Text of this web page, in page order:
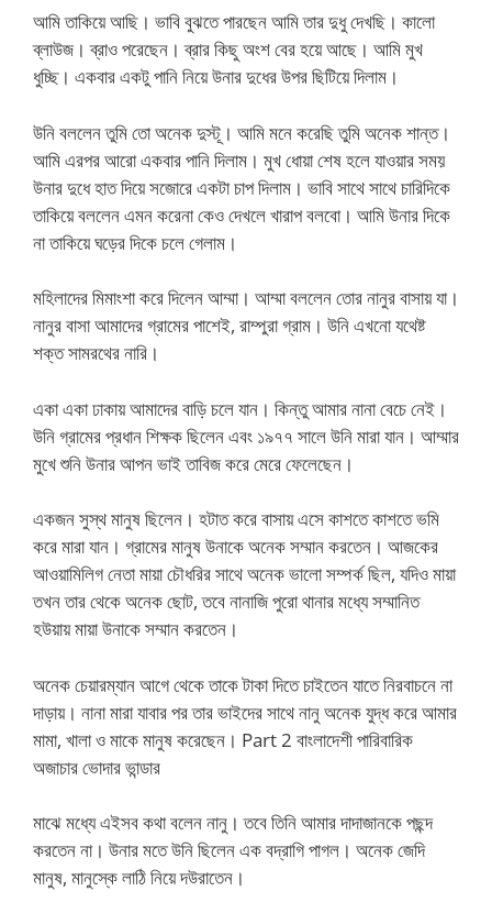
আমি তাকিয়ে আছি। ভাবি বুঝতে পারছেন আমি তার দুধু দেখছি। কালো
ব্লাউজ। ব্রাও পরেছেন। ব্রার কিছু অংশ বের হয়ে আছে। আমি মুখ
ধুচ্ছি। একবার একটু পানি নিয়ে উনার দুধের উপর ছিটিয়ে দিলাম।
উনি বললেন তুমি তো অনেক দুস্টূ। আমি মনে করেছি তুমি অনেক শান্ত।
আমি এরপর আরো একবার পানি দিলাম। মুখ ধোয়া শেষ হলে যাওয়ার সময়
উনার দুধে হাত দিয়ে সজোরে একটা চাপ দিলাম। ভাবি সাথে সাথে চারিদিকে
তাকিয়ে বললেন এমন করেনা কেও দেখলে খারাপ বলবো। আমি উনার দিকে
না তাকিয়ে ঘড়ের দিকে চলে গেলাম।
মহিলাদের মিমাংশা করে দিলেন আম্মা। আম্মা বললেন তোর নানুর বাসায় যা।
নানুর বাসা আমাদের গ্রামের পাশেই, রাম্পুরা গ্রাম। উনি এখনো যথেষ্ট
শক্ত সামরথের নারি।
একা একা ঢাকায় আমাদের বাড়ি চলে যান। কিন্তু আমার নানা বেচে নেই।
উনি গ্রামের প্রধান শিক্ষক ছিলেন এবং ১৯৭৭ সালে উনি মারা যান। আম্মার
মুখে শুনি উনার আপন ভাই তাবিজ করে মেরে ফেলেছেন।
একজন সুস্থ মানুষ ছিলেন। হটাত করে বাসায় এসে কাশতে কাশতে ভমি
করে মারা যান। গ্রামের মানুষ উনাকে অনেক সম্মান করতেন। আজকের
আওয়ামিলিগ নেতা মায়া চৌধরির সাথে অনেক ভালো সম্পর্ক ছিল, যদিও মায়া
তখন তার থেকে অনেক ছোট, তবে নানাজি পুরো থানার মধ্যে সম্মানিত
হউয়ায় মায়া উনাকে সম্মান করতেন।
অনেক চেয়ারম্যান আগে থেকে তাকে টাকা দিতে চাইতেন যাতে নিরবাচনে না
দাড়ায়। নানা মারা যাবার পর তার ভাইদের সাথে নানু অনেক যুদ্ধ করে আমার
মামা, খালা ও মাকে মানুষ করেছেন। Part 2 বাংলাদেশী পারিবারিক
অজাচার ভোদার ভান্ডার
মাঝে মধ্যে এইসব কথা বলেন নানু। তবে তিনি আমার দাদাজানকে পছন্দ
করতেন না। উনার মতে উনি ছিলেন এক বদ্রাগি পাগল। অনেক জেদি
মানুষ, মানুস্কে লাঠি নিয়ে দউরাতেন।